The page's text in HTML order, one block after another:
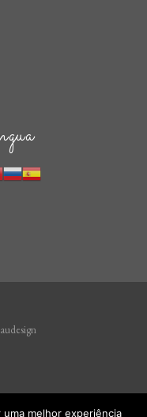
melhor experiência